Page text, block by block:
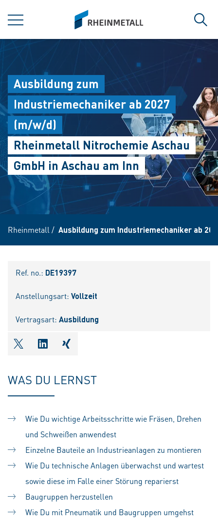
MENU
siteLogo
Ausbildung zum
Industriemechaniker ab 2027
(m/w/d)
Rheinmetall Nitrochemie Aschau
GmbH in Aschau am Inn
Rheinmetall / Ausbildung zum Industriemechaniker ab
Ref. no.: DE19397
Anstellungsart: Vollzeit
Vertragsart: Ausbildung
shareOntwitter
shareOnlinkedIn
shareOnxing
WAS DU LERNST
Wie Du wichtige Arbeitsschritte wie Fräsen, Drehen
und Schweißen anwendest
Einzelne Bauteile an Industrieanlagen zu montieren
Wie Du technische Anlagen überwachst und wartest
sowie diese im Falle einer Störung reparierst
Baugruppen herzustellen
Wie Du mit Pneumatik und Baugruppen umgehst